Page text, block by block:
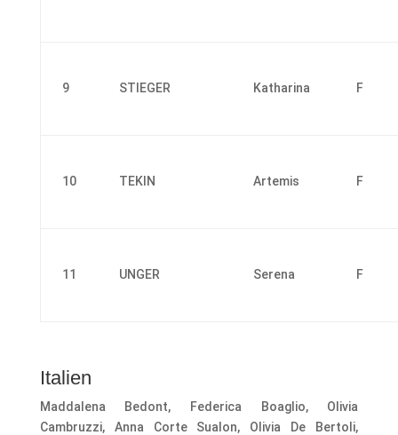
9 STIEGER Katharina F
10 TEKIN Artemis F
11 UNGER Serena F
Italien
Maddalena Bedont, Federica Boaglio, Olivia
Cambruzzi, Anna Corte Sualon, Olivia De Bertoli,